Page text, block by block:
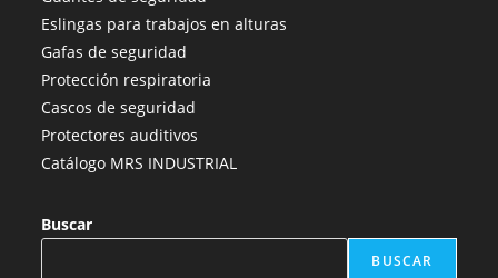
nueva
pestaña
nueva
pestaña
nueva
pestaña
nueva
Eslingas para trabajos en alturas
Gafas de seguridad
Protección respiratoria
Cascos de seguridad
Protectores auditivos
Catálogo MRS INDUSTRIAL
Buscar
BUSCAR